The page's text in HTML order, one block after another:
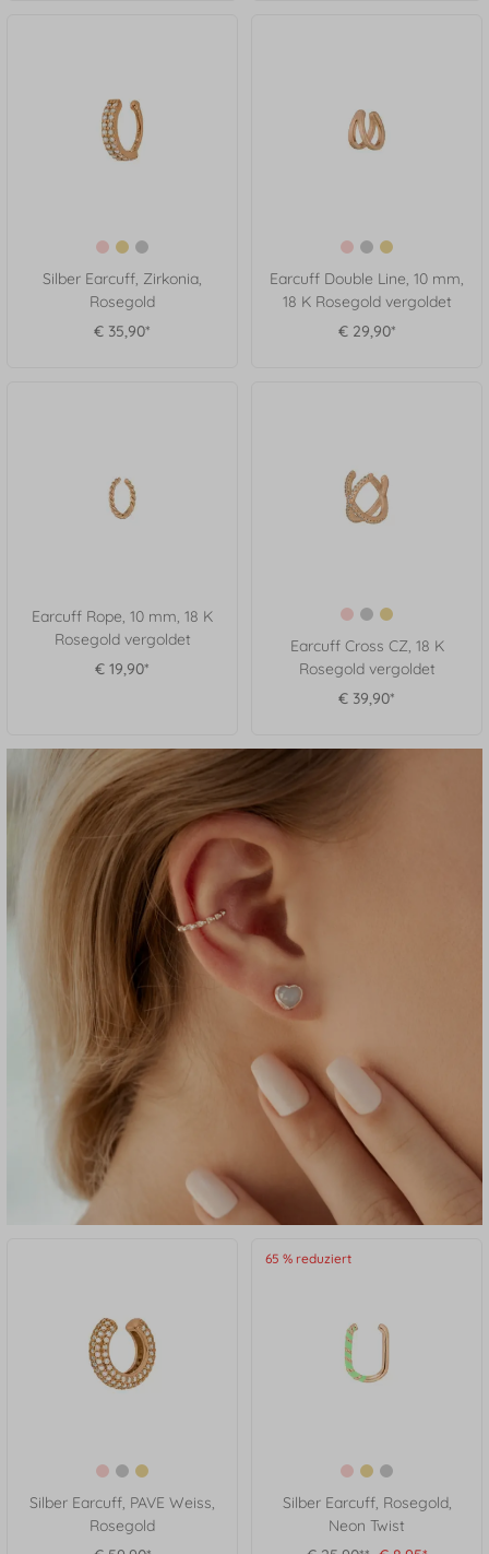
Silber Earcuff, Zirkonia,
Rosegold
€ 35,90*
Earcuff Double Line, 10 mm,
18 K Rosegold vergoldet
€ 29,90*
Earcuff Rope, 10 mm, 18 K
Rosegold vergoldet
€ 19,90*
Earcuff Cross CZ, 18 K
Rosegold vergoldet
€ 39,90*
Silber Earcuff, PAVE Weiss,
Rosegold
Silber Earcuff, Rosegold,
Neon Twist
65 % reduziert